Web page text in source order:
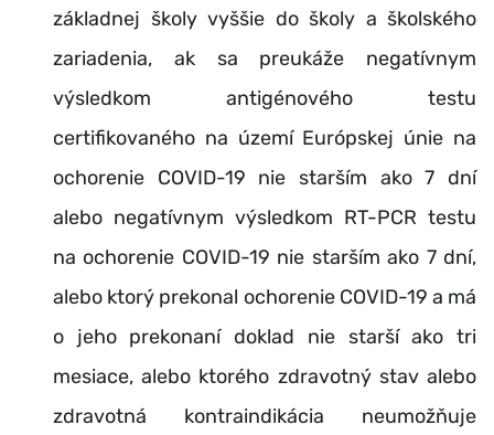
základnej školy vyššie do školy a školského
zariadenia, ak sa preukáže negatívnym
výsledkom antigénového testu
certifikovaného na území Európskej únie na
ochorenie COVID-19 nie starším ako 7 dní
alebo negatívnym výsledkom RT-PCR testu
na ochorenie COVID-19 nie starším ako 7 dní,
alebo ktorý prekonal ochorenie COVID-19 a má
o jeho prekonaní doklad nie starší ako tri
mesiace, alebo ktorého zdravotný stav alebo
zdravotná kontraindikácia neumožňuje